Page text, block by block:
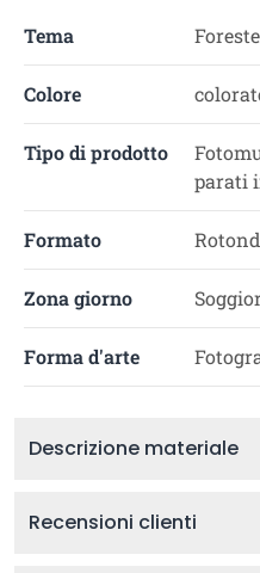
Tema
Colore
Tipo di prodotto
parati
Formato
Zona giorno
Forma d'arte
Descrizione materiale
Recensioni clienti